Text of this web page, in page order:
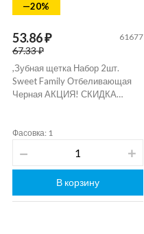
—20%
53.86 ₽
67.33 ₽
61677
,Зубная щетка Набор 2шт.
Sweet Family Отбеливающая
Черная АКЦИЯ! СКИДКА…
Фасовка: 1
В корзину